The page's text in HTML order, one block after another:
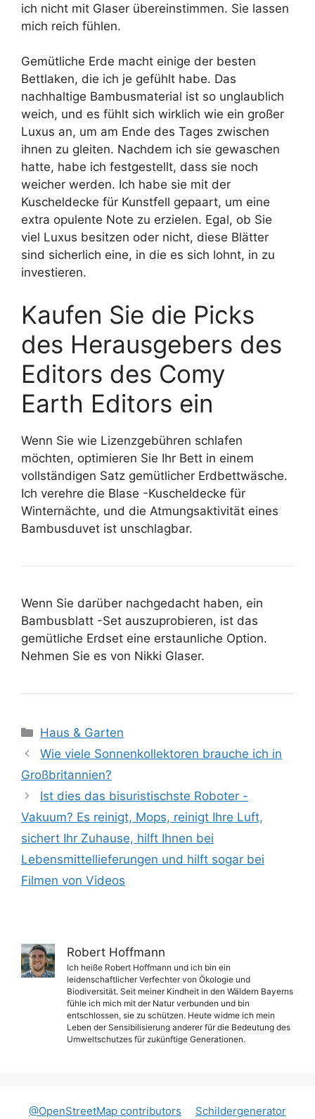
ich nicht mit Glaser übereinstimmen. Sie lassen
mich reich fühlen.
Gemütliche Erde macht einige der besten
Bettlaken, die ich je gefühlt habe. Das
nachhaltige Bambusmaterial ist so unglaublich
weich, und es fühlt sich wirklich wie ein großer
Luxus an, um am Ende des Tages zwischen
ihnen zu gleiten. Nachdem ich sie gewaschen
hatte, habe ich festgestellt, dass sie noch
weicher werden. Ich habe sie mit der
Kuscheldecke für Kunstfell gepaart, um eine
extra opulente Note zu erzielen. Egal, ob Sie
viel Luxus besitzen oder nicht, diese Blätter
sind sicherlich eine, in die es sich lohnt, in zu
investieren.
Kaufen Sie die Picks
des Herausgebers des
Editors des Comy
Earth Editors ein
Wenn Sie wie Lizenzgebühren schlafen
möchten, optimieren Sie Ihr Bett in einem
vollständigen Satz gemütlicher Erdbettwäsche.
Ich verehre die Blase -Kuscheldecke für
Winternächte, und die Atmungsaktivität eines
Bambusduvet ist unschlagbar.
Wenn Sie darüber nachgedacht haben, ein
Bambusblatt -Set auszuprobieren, ist das
gemütliche Erdset eine erstaunliche Option.
Nehmen Sie es von Nikki Glaser.
Kategorien
Haus & Garten
Wie viele Sonnenkollektoren brauche ich in
Großbritannien?
Ist dies das bisuristischste Roboter -
Vakuum? Es reinigt, Mops, reinigt Ihre Luft,
sichert Ihr Zuhause, hilft Ihnen bei
Lebensmittellieferungen und hilft sogar bei
Filmen von Videos
Robert Hoffmann
Ich heiße Robert Hoffmann und ich bin ein
leidenschaftlicher Verfechter von Ökologie und
Biodiversität. Seit meiner Kindheit in den Wäldern Bayerns
fühle ich mich mit der Natur verbunden und bin
entschlossen, sie zu schützen. Heute widme ich mein
Leben der Sensibilisierung anderer für die Bedeutung des
Umweltschutzes für zukünftige Generationen.
@OpenStreetMap contributors Schildergenerator